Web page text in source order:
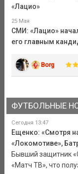
«Лацио»
25 Мая
СМИ: «Лацио»
его главным
Borg
ФУТБОЛЬНЫЕ
Сегодня 13:47
Ещенко: «Смотря
«Локомотиве»,
Бывший защитник
«Матч ТВ», что